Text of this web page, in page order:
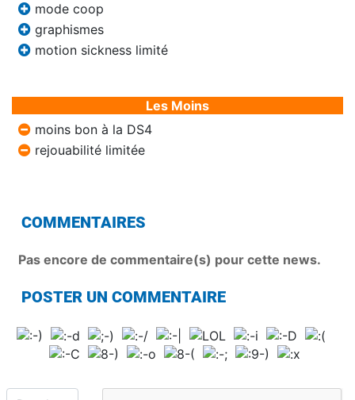
mode coop
graphismes
motion sickness limité
Les Moins
moins bon à la DS4
rejouabilité limitée
COMMENTAIRES
Pas encore de commentaire(s) pour cette news.
POSTER UN COMMENTAIRE